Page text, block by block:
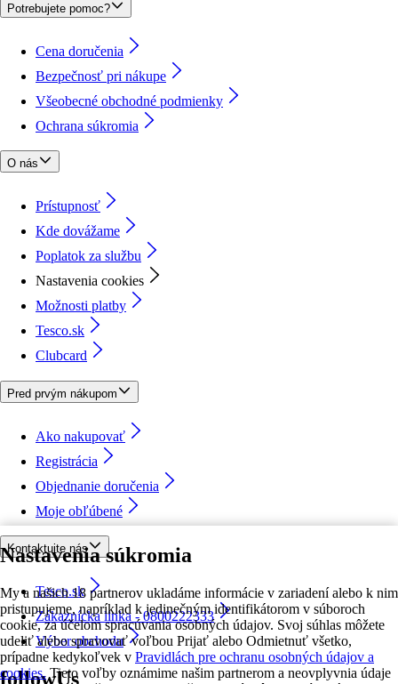
Nastavenia súkromia
My a našich 18 partnerov ukladáme informácie v zariadení alebo k nim
pristupujeme, napríklad k jedinečným identifikátorom v súboroch
cookie, za účelom spracúvania osobných údajov. Svoj súhlas môžete
udeliť alebo spravovať voľbou Prijať alebo Odmietnuť všetko,
prípadne kedykoľvek v Pravidlách pre ochranu osobných údajov a
cookies. Tieto voľby oznámime našim partnerom a neovplyvnia údaje
Potrebujete pomoc?
Cena doručenia
Bezpečnosť pri nákupe
Všeobecné obchodné podmienky
Ochrana súkromia
O nás
Prístupnosť
Kde dovážame
Poplatok za službu
Nastavenia cookies
Možnosti platby
Tesco.sk
Clubcard
Pred prvým nákupom
Ako nakupovať
Registrácia
Objednanie doručenia
Moje obľúbené
Kontaktujte nás
Tesco.sk
Zákaznícka linka - 0800222333
Výber obchodu
followUs